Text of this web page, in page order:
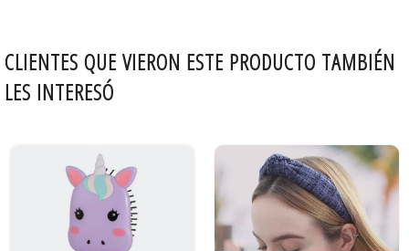
CLIENTES QUE VIERON ESTE PRODUCTO TAMBIÉN
LES INTERESÓ